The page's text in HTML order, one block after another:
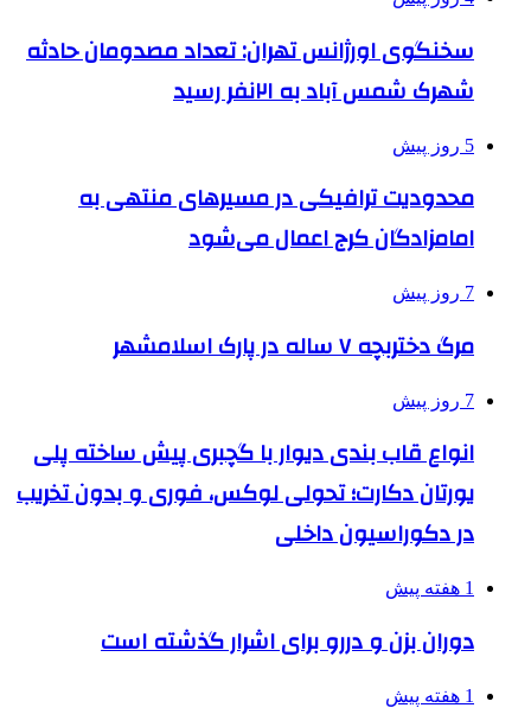
سخنگوی اورژانس تهران: تعداد مصدومان حادثه
شهرک شمس آباد به ۲۱نفر رسید
5 روز پیش
محدودیت ترافیکی در مسیرهای منتهی به
امامزادگان کرج اعمال می‌شود
7 روز پیش
مرگ دختربچه ۷ ساله در پارک اسلامشهر
7 روز پیش
انواع قاب بندی دیوار با گچبری پیش ساخته پلی
یورتان دکارت؛ تحولی لوکس، فوری و بدون تخریب
در دکوراسیون داخلی
1 هفته پیش
دوران بزن و دررو برای اشرار گذشته است
1 هفته پیش